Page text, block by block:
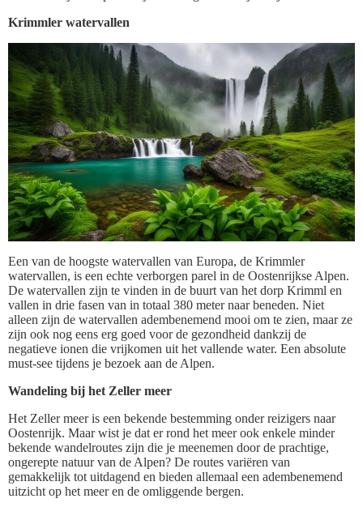
Krimmler watervallen
Een van de hoogste watervallen van Europa, de Krimmler
watervallen, is een echte verborgen parel in de Oostenrijkse Alpen.
De watervallen zijn te vinden in de buurt van het dorp Krimml en
vallen in drie fasen van in totaal 380 meter naar beneden. Niet
alleen zijn de watervallen adembenemend mooi om te zien, maar ze
zijn ook nog eens erg goed voor de gezondheid dankzij de
negatieve ionen die vrijkomen uit het vallende water. Een absolute
must-see tijdens je bezoek aan de Alpen.
Wandeling bij het Zeller meer
Het Zeller meer is een bekende bestemming onder reizigers naar
Oostenrijk. Maar wist je dat er rond het meer ook enkele minder
bekende wandelroutes zijn die je meenemen door de prachtige,
ongerepte natuur van de Alpen? De routes variëren van
gemakkelijk tot uitdagend en bieden allemaal een adembenemend
uitzicht op het meer en de omliggende bergen.